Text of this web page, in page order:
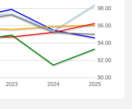
2023 2024 2025
90.00
92.00
94.00
96.00
98.00